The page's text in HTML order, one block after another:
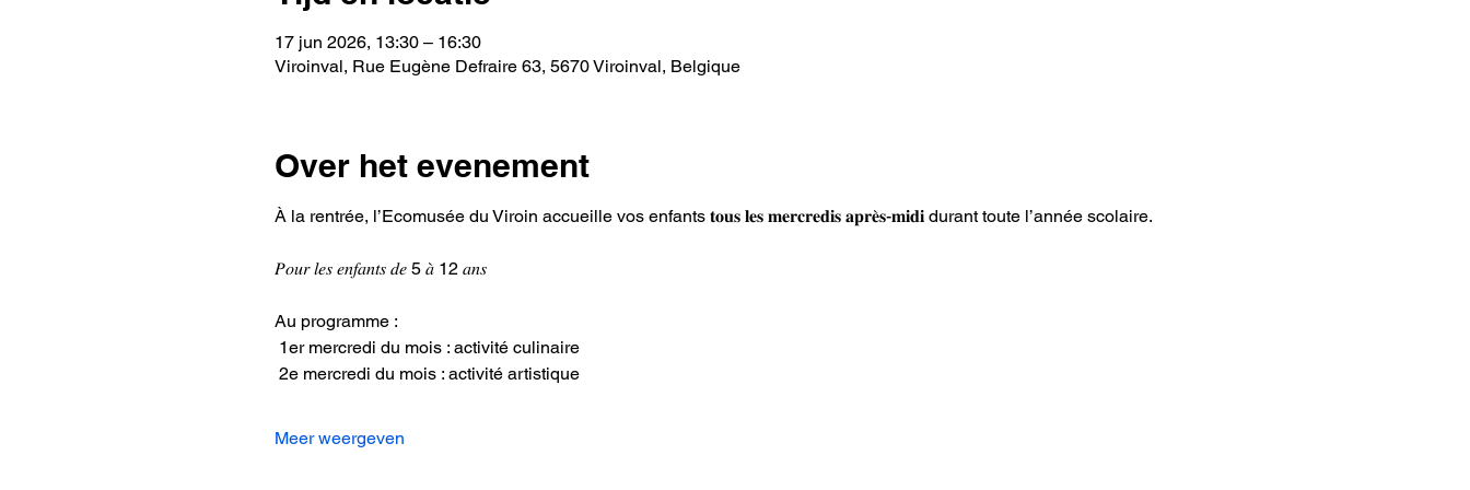
17 jun 2026, 13:30 – 16:30
Viroinval, Rue Eugène Defraire 63, 5670 Viroinval, Belgique
Over het evenement
À la rentrée, l’Ecomusée du Viroin accueille vos enfants 𝐭𝐨𝐮𝐬 𝐥𝐞𝐬 𝐦𝐞𝐫𝐜𝐫𝐞𝐝𝐢𝐬 𝐚𝐩𝐫𝐞̀𝐬-𝐦𝐢𝐝𝐢 durant toute l’année scolaire.
𝑃𝑜𝑢𝑟 𝑙𝑒𝑠 𝑒𝑛𝑓𝑎𝑛𝑡𝑠 𝑑𝑒 5 𝑎̀ 12 𝑎𝑛𝑠
Au programme :
1er mercredi du mois : activité culinaire
2e mercredi du mois : activité artistique
Meer weergeven